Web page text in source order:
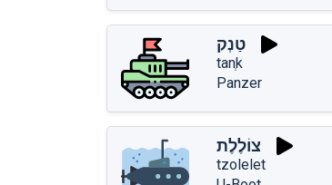
טַנְק
tanְk
Panzer
צוֹלֶלֶת
tzolelet